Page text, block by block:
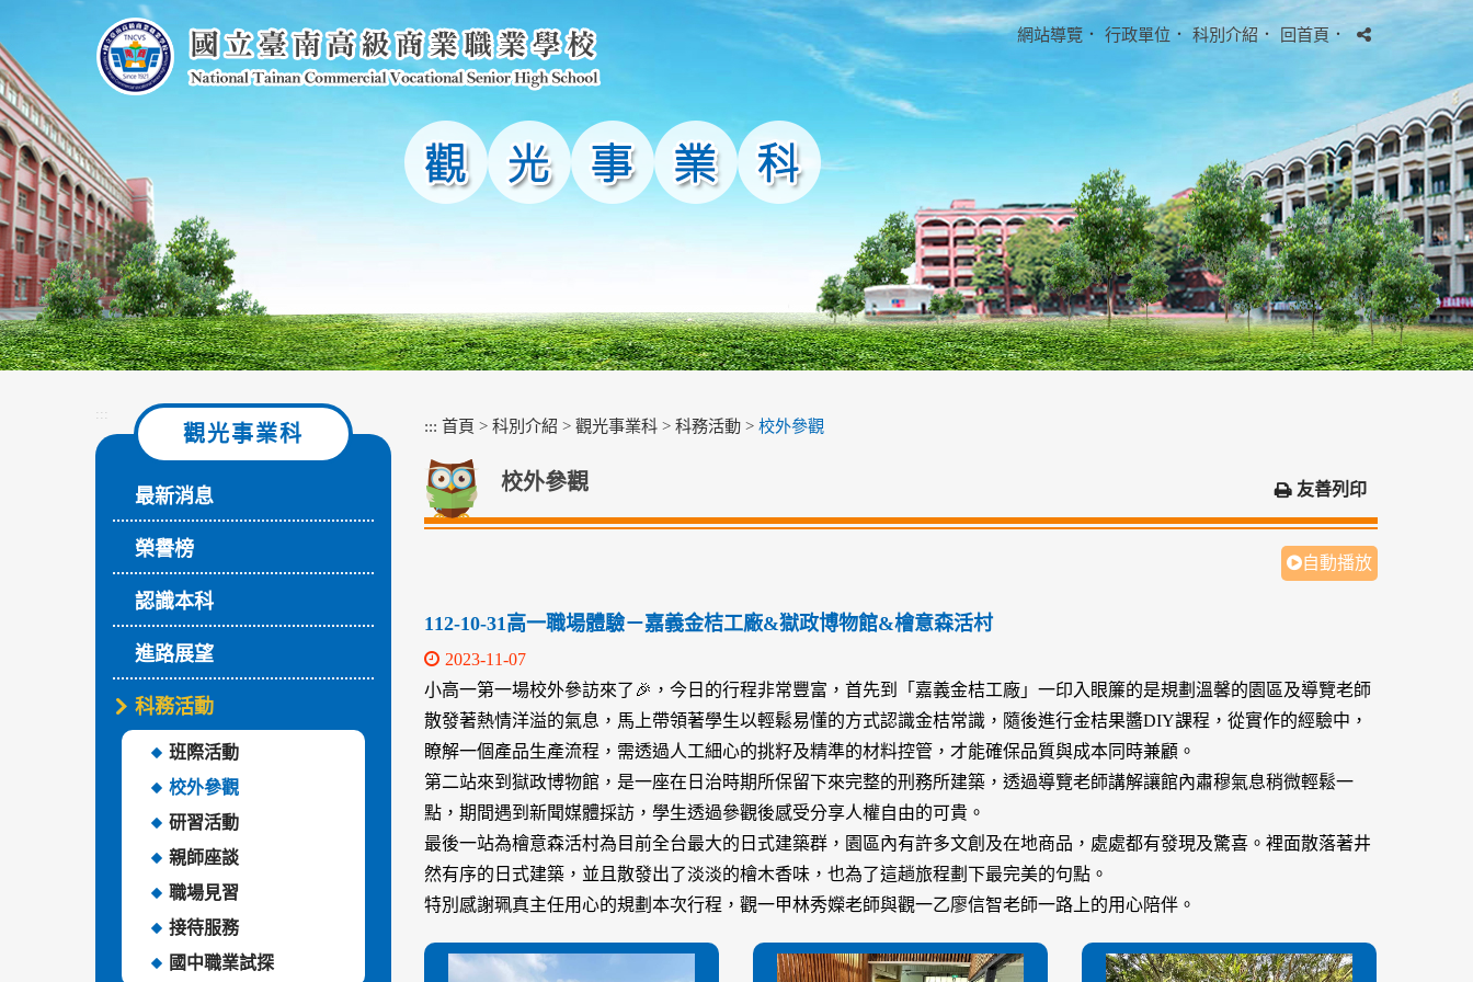
主
要
內
容
區
塊
網站導覽 ． 行政單位 ． 科別介紹． 回首頁．
:::
觀光事業科
最新消息
榮譽榜
認識本科
進路展望
科務活動
班際活動
校外參觀
研習活動
親師座談
職場見習
接待服務
國中職業試探
::: 首頁 > 科別介紹 > 觀光事業科 > 科務活動 > 校外參觀
校外參觀 友善列印
自動播放
112-10-31高一職場體驗－嘉義金桔工廠&獄政博物館&檜意森活村
2023-11-07
小高一第一場校外參訪來了🎉，今日的行程非常豐富，首先到「嘉義金桔工廠」一印入眼簾的是規劃溫馨的園區及導覽老師
散發著熱情洋溢的氣息，馬上帶領著學生以輕鬆易懂的方式認識金桔常識，隨後進行金桔果醬DIY課程，從實作的經驗中，
瞭解一個產品生產流程，需透過人工細心的挑籽及精準的材料控管，才能確保品質與成本同時兼顧。
第二站來到獄政博物館，是一座在日治時期所保留下來完整的刑務所建築，透過導覽老師講解讓館內肅穆氣息稍微輕鬆一
點，期間遇到新聞媒體採訪，學生透過參觀後感受分享人權自由的可貴。
最後一站為檜意森活村為目前全台最大的日式建築群，園區內有許多文創及在地商品，處處都有發現及驚喜。裡面散落著井
然有序的日式建築，並且散發出了淡淡的檜木香味，也為了這趟旅程劃下最完美的句點。
特別感謝珮真主任用心的規劃本次行程，觀一甲林秀嬫老師與觀一乙廖信智老師一路上的用心陪伴。